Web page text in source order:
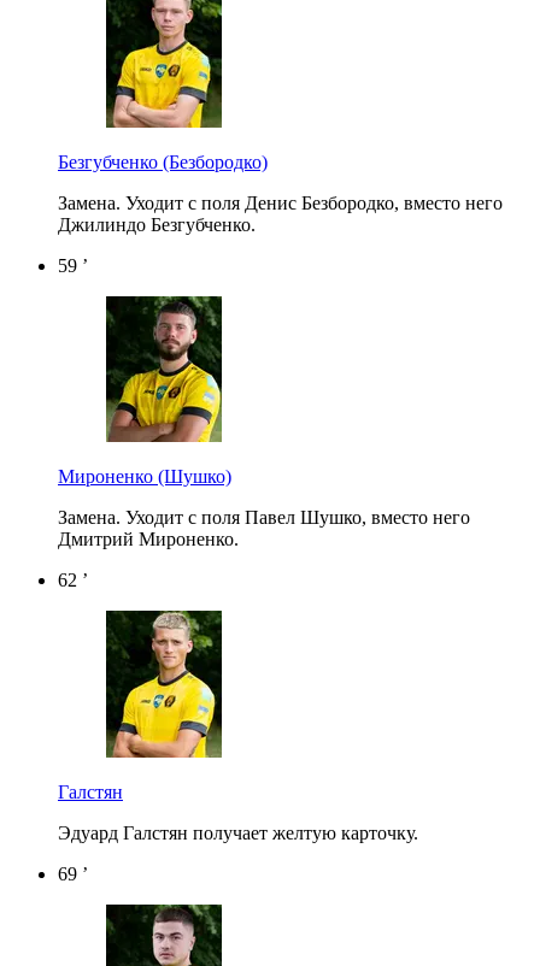
Безгубченко (Безбородко)
Замена. Уходит с поля Денис Безбородко, вместо него
Джилиндо Безгубченко.
59 ’
Мироненко (Шушко)
Замена. Уходит с поля Павел Шушко, вместо него
Дмитрий Мироненко.
62 ’
Галстян
Эдуард Галстян получает желтую карточку.
69 ’